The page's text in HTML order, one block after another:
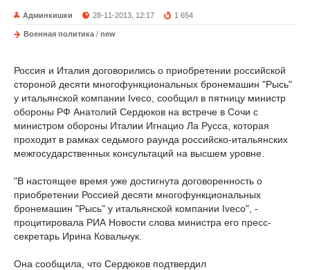
Админкишки 28-11-2013, 12:17 1 654
Военная политика / new
Россия и Италия договорились о приобретении российской
стороной десяти многофункциональных бронемашин "Рысь"
у итальянской компании Iveco, сообщил в пятницу министр
обороны РФ Анатолий Сердюков на встрече в Сочи с
министром обороны Италии Игнацио Ла Русса, которая
проходит в рамках седьмого раунда российско-итальянских
межгосударственных консультаций на высшем уровне.
"В настоящее время уже достигнута договоренность о
приобретении Россией десяти многофункциональных
бронемашин "Рысь" у итальянской компании Iveco", -
процитировала РИА Новости слова министра его пресс-
секретарь Ирина Ковальчук.
Она сообщила, что Сердюков подтвердил